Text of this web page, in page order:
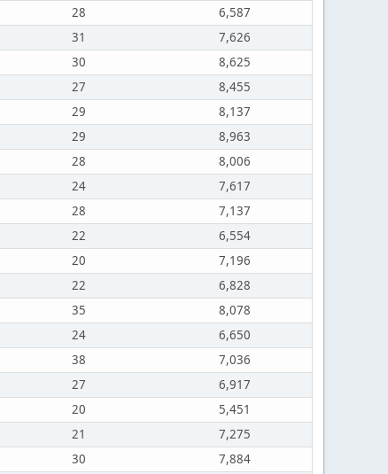
28
6,587
31
7,626
30
8,625
27
8,455
29
8,137
29
8,963
28
8,006
24
7,617
28
7,137
22
6,554
20
7,196
22
6,828
35
8,078
24
6,650
38
7,036
27
6,917
20
5,451
21
7,275
30
7,884